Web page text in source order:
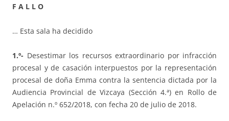
F A L L O
… Esta sala ha decidido
1.º- Desestimar los recursos extraordinario por infracción
procesal y de casación interpuestos por la representación
procesal de doña Emma contra la sentencia dictada por la
Audiencia Provincial de Vizcaya (Sección 4.ª) en Rollo de
Apelación n.º 652/2018, con fecha 20 de julio de 2018.